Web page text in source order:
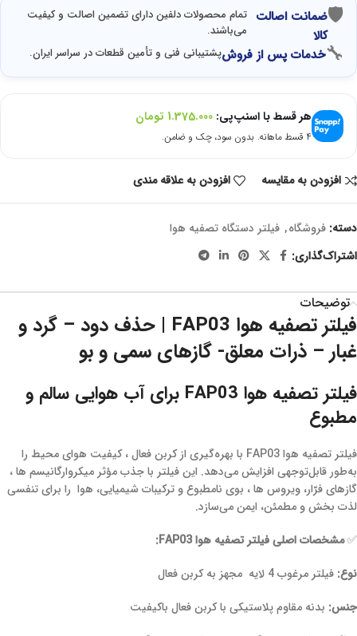
🛡ضمانت اصالت
کالا
تمام محصولات دلفین دارای تضمین اصالت و کیفیت
می‌باشند.
🔧خدمات پس از فروشپشتیبانی فنی و تأمین قطعات در سراسر ایران.
هر قسط با اسنپ‌پی: 1.375.000 تومان
۴ قسط ماهانه. بدون سود، چک و ضامن.
افزودن به مقایسه افزودن به علاقه مندی
دسته: فروشگاه, فیلتر دستگاه تصفیه هوا
اشتراک‌گذاری:
توضیحات
فیلتر تصفیه هوا FAP03 | حذف دود – گرد و
غبار – ذرات معلق- گازهای سمی و بو
فیلتر تصفیه هوا FAP03 برای آب هوایی سالم و
مطبوع
فیلتر تصفیه هوا FAP03 با بهره‌گیری از کربن فعال ، کیفیت هوای محیط را
به‌طور قابل‌توجهی افزایش می‌دهد. این فیلتر با جذب مؤثر میکروارگانیسم ها ،
گازهای فرّار، ویروس ها ، بوی نامطبوع و ترکیبات شیمیایی، هوا را برای تنفسی
لذت بخش و مطمئن، ایمن می‌سازد.
✅مشخصات اصلی فیلتر تصفیه هوا FAP03:
نوع: فیلتر مرغوب 4 لایه مجهز به کربن فعال
جنس: بدنه مقاوم پلاستیکی با کربن فعال باکیفیت